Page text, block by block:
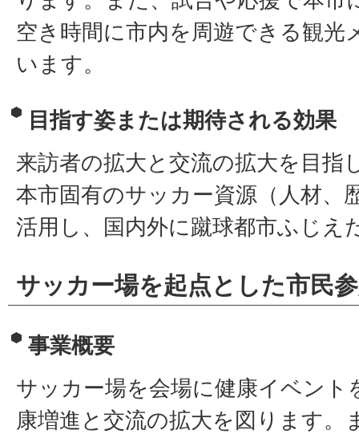
空き時間に市内を周遊できる観光
います。
目指す姿または期待される効果
来訪者の拡大と交流の拡大を目指
本市固有のサッカー資源（人材、
活用し、国内外に蹴球都市ふじえ
サッカー場を起点とした市民
事業概要
サッカー場を会場に健康イベント
康増進と交流の拡大を図ります。